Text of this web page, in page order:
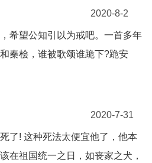
2020-8-2
希望公知引以为戒吧。一首多年
秦桧，谁被歌颂谁跪下?跪安
2020-7-31
了! 这种死法太便宜他了，他本
在祖国统一之日，如丧家之犬，